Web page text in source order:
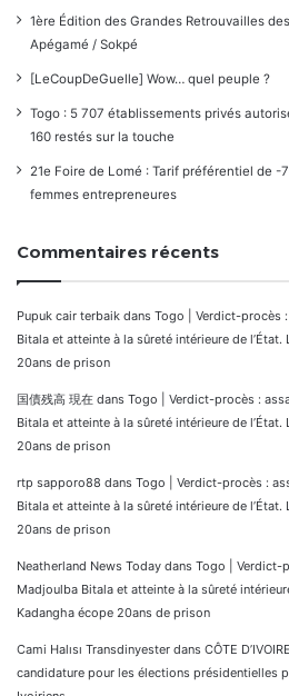
1ère Édition des Grandes Retrouvailles
Apégamé / Sokpé
[LeCoupDeGuelle] Wow… quel peuple ?
Togo : 5 707 établissements privés
160 restés sur la touche
21e Foire de Lomé : Tarif préférentiel de -
femmes entrepreneures
Commentaires récents
Pupuk cair terbaik dans Togo | Verdict-procès
Bitala et atteinte à la sûreté intérieure de
20ans de prison
国債残高 現在 dans Togo | Verdict-procès :
Bitala et atteinte à la sûreté intérieure de
20ans de prison
rtp sapporo88 dans Togo | Verdict-procès :
Bitala et atteinte à la sûreté intérieure de
20ans de prison
Neatherland News Today dans Togo | Verdict-
Madjoulba Bitala et atteinte à la sûreté
Kadangha écope 20ans de prison
Cami Halısı Transdinyester dans CÔTE
candidature pour les élections présidentielles